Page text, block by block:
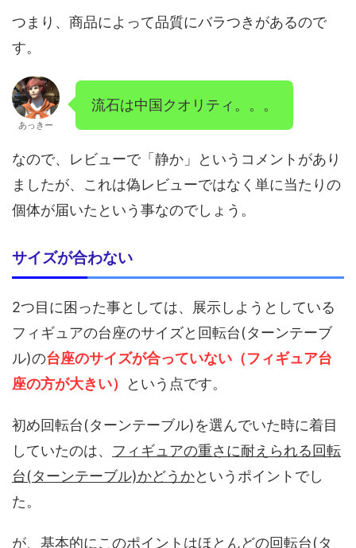
つまり、商品によって品質にバラつきがあるので
す。
あっきー
流石は中国クオリティ。。。
なので、レビューで「静か」というコメントがあり
ましたが、これは偽レビューではなく単に当たりの
個体が届いたという事なのでしょう。
サイズが合わない
2つ目に困った事としては、展示しようとしている
フィギュアの台座のサイズと回転台(ターンテーブ
ル)の台座のサイズが合っていない（フィギュア台
座の方が大きい）
という点です。
初め回転台(ターンテーブル)を選んでいた時に着目
していたのは、 フィギュアの重さに耐えられる回転
台(ターンテーブル)かどうかというポイントでし
た。
が、基本的にこのポイントはほとんどの回転台(タ